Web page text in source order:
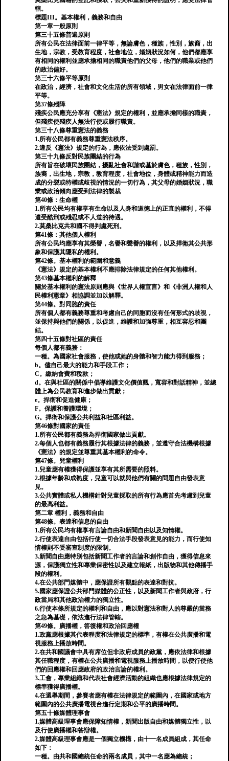
轄。
標題III。基本權利，義務和自由
第一章一般原則
第三十五條普遍原則
所有公民在法律面前一律平等，無論膚色，種族，性別，族裔，出
生地，宗教，受教育程度，社會地位，婚姻狀況如何，他們都應享
有相同的權利並應承擔相同的職責他們的父母，他們的職業或他們
的政治偏好。
第三十六條平等原則
在政治，經濟，社會和文化生活的所有領域，男女在法律面前一律
平等。
第37條殘障
殘疾公民應充分享有《憲法》規定的權利，並應承擔同樣的職責，
但殘疾使殘疾人無法行使或履行職責。
第三十八條尊重憲法的義務
1.所有公民都有義務尊重憲法秩序。
2.違反《憲法》規定的行為，應依法受到處罰。
第三十九條反對民族團結的行為
所有旨在破壞民族團結，擾亂社會和諧或基於膚色，種族，性別，
族裔，出生地，宗教，教育程度，社會地位，身體或精神能力而造
成的分裂或特權或歧視的情況的一切行為，其父母的婚姻狀況，職
業或政治傾向應受到法律的製裁
第40條：生命權
1.所有公民均有權享有生命以及人身和道德上的正直的權利，不得
遭受酷刑或殘忍或不人道的待遇。
2.莫桑比克共和國不得判處死刑。
第41條：其他個人權利
所有公民均應享有其榮譽，名譽和聲譽的權利，以及捍衛其公共形
象和保護其隱私的權利。
第42條。基本權利的範圍和意義
《憲法》規定的基本權利不應排除法律規定的任何其他權利。
第43條基本權利的解釋
關於基本權利的憲法原則應與《世界人權宣言》和《非洲人權和人
民權利憲章》相協調並加以解釋。
第44條。對同胞的責任
所有個人都有義務尊重和考慮自己的同胞而沒有任何形式的歧視，
並保持與他們的關係，以促進，維護和加強尊重，相互容忍和團
結。
第四十五條對社區的責任
每個人都有義務：
一種。為國家社會服務，使他或她的身體和智力能力得到服務；
b。儘自己最大的能力和手段工作；
C。繳納會費和稅款；
d。在與社區的關係中倡導維護文化價值觀，寬容和對話精神，並總
體上為公民教育和進步做出貢獻；
e。捍衛和促進健康；
F。保護和養護環境；
G。捍衛和保護公共利益和社區利益。
第46條對國家的責任
1.所有公民都有義務為捍衛國家做出貢獻。
2.每個人也都有義務履行其根據法律的義務，並遵守合法機構根據
《憲法》的規定並尊重其基本權利的命令。
第47條。兒童權利
1.兒童應有權獲得保護並享有其所需要的照料。
2.根據年齡和成熟度，兒童可以就與他們有關的問題自由發表意
見。
3.公共實體或私人機構針對兒童採取的所有行為應首先考慮到兒童
的最高利益。
第二章 權利，義務和自由
第48條。表達和信息的自由
1.所有公民均有權享有言論自由和新聞自由以及知情權。
2.行使表達自由包括行使一切合法手段發表意見的能力，而行使知
情權則不受審查制度的限制。
3.新聞自由應特別包括新聞工作者的言論和創作自由，獲得信息來
源，保護獨立性和專業保密性以及建立報紙，出版物和其他傳播手
段的權利。
4.在公共部門媒體中，應保證所有觀點的表達和對抗。
5.國家應保證公共部門媒體的公正性，以及新聞工作者與政府，行
政當局和其他政治權力的獨立性。
6.行使本條所規定的權利和自由，應以對憲法和對人的尊嚴的當務
之急為基礎，依法進行法律管轄。
第49條。廣播權，答復權和政治回應權
1.政黨應根據其代表程度和法律規定的標準，有權在公共廣播和電
視服務上播放時間。
2.在共和國議會中具有席位但非政府成員的政黨，應依法律和根據
其任職程度，有權在公共廣播和電視服務上播放時間，以便行使他
們的回應權和回應政府的政治言論的權利。
3.工會，專業組織和代表社會經濟活動的組織也應根據法律規定的
標準獲得廣播權。
4.在選舉期間，參賽者應有權在法律規定的範圍內，在國家或地方
範圍內的公共廣播電視台進行定期和公平的廣播時間。
第五十條媒體理事會
1.媒體高級理事會應保障知情權，新聞出版自由和媒體獨立性，以
及行使廣播權和答辯權。
2.媒體高級理事會應是一個獨立機構，由十一名成員組成，其任命
如下：
一種。由共和國總統任命的兩名成員，其中一名應為總統；